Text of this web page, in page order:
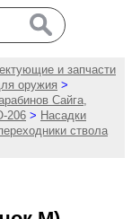
и запчасти
оружия >
Сайга,
206 > Насадки
ствола